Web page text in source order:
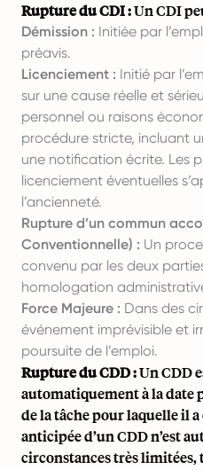
Rupture du CDI :Un CDI
Démission : Initiée par
préavis.
Licenciement : Initié par
sur une cause réelle et
personnel ou raisons
procédure stricte, incluant
une notification écrite. Les
licenciement éventuelles
l’ancienneté.
Rupture d’un commun
Conventionnelle) : Un
convenu par les deux
homologation
Force Majeure : Dans des
événement imprévisible et
poursuite de l’emploi.
Rupture du CDD :Un CDD
automatiquement à la date
de la tâche pour laquelle il
anticipée d’un CDD n’est
circonstances très limitées,